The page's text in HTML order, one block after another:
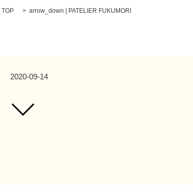
TOP arrow_down | PATELIER FUKUMORI
2020-09-14